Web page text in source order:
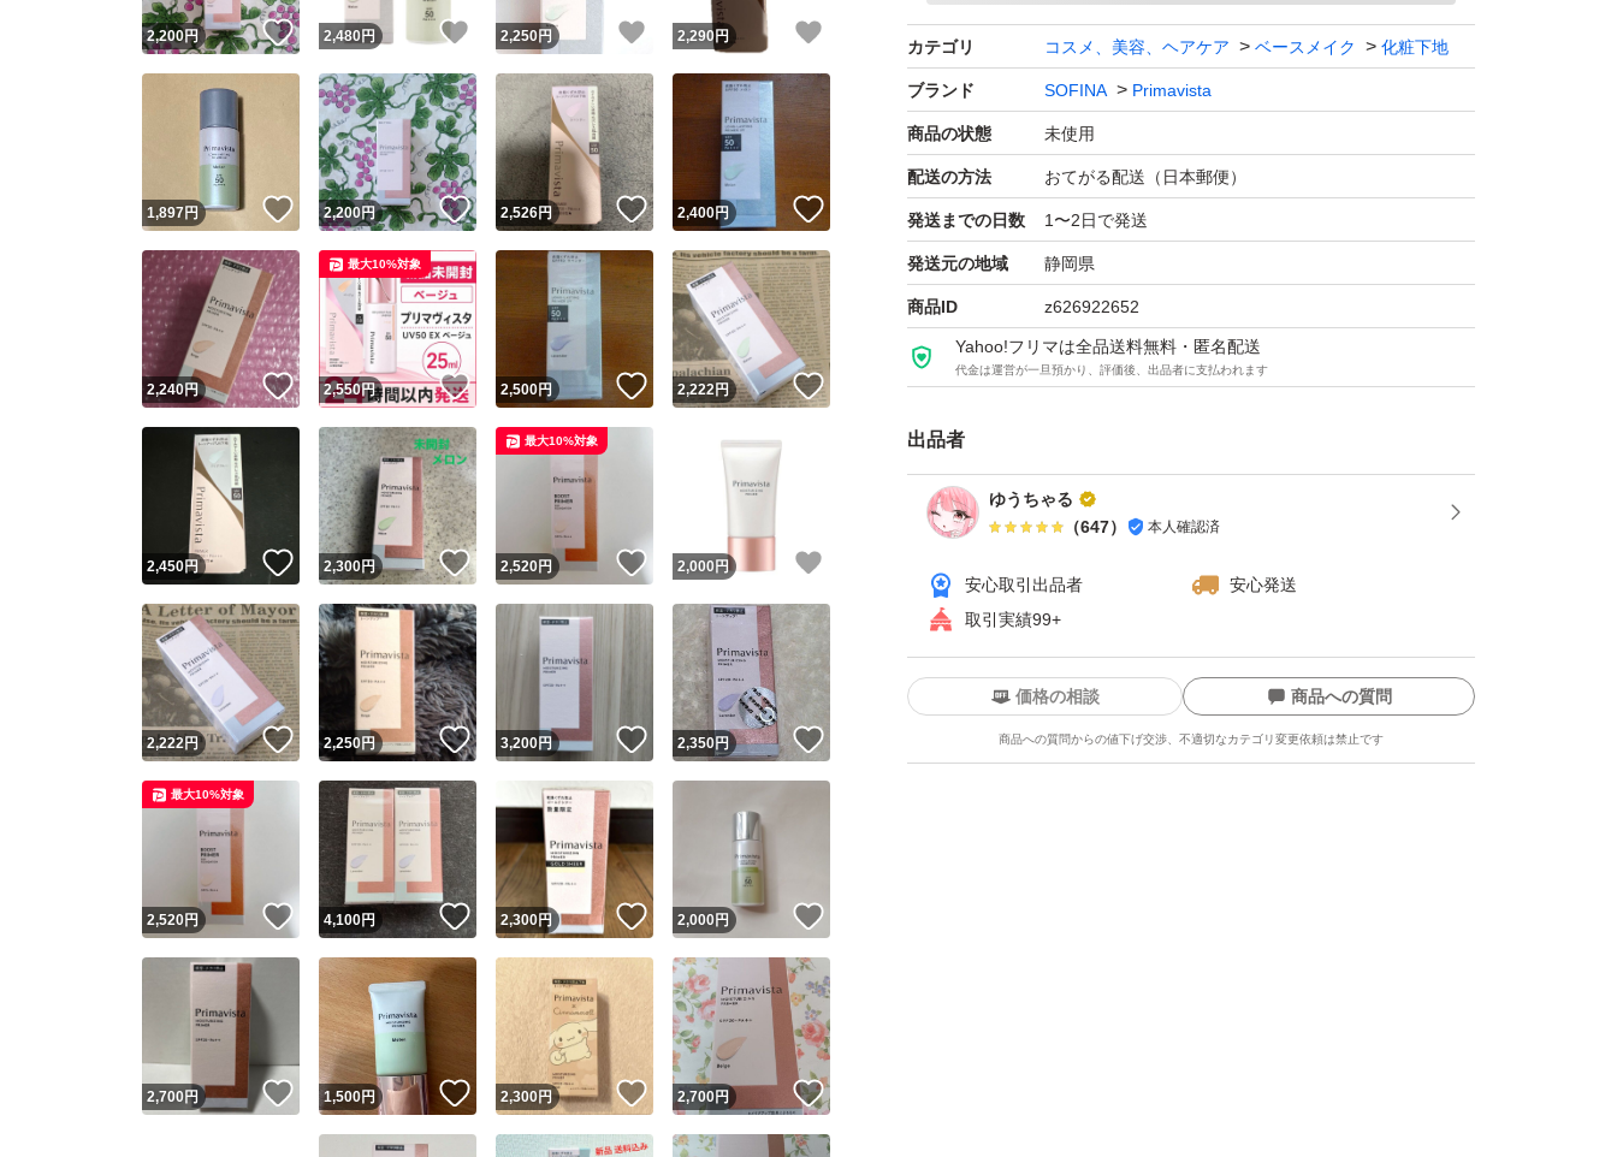
カテゴリ コスメ、美容、ヘアケア ベースメイク 化粧下地
ブランド SOFINA Primavista
商品の状態 未使用
配送の方法 おてがる配送（日本郵便）
発送までの日数 1〜2日で発送
発送元の地域 静岡県
商品ID z626922652
Yahoo!フリマは全品送料無料・匿名配送
代金は運営が一旦預かり、評価後、出品者に支払われます
出品者
ゆうちゃる
（647） 本人確認済
安心取引出品者
安心発送
取引実績99+
ユーザーの実績について
Yahoo!フリマが定めた一定の基準を満たしたユーザーにバッジを付与しています
価格の相談 商品への質問
商品への質問からの値下げ交渉、不適切なカテゴリ変更依頼は禁止です
2,200円 いいね！
2,480円 いいね！
2,250円 いいね！
2,290円
1,897円 いいね！
2,200円 いいね！
2,526円 いいね！
2,400円
2,240円 いいね！
2,550円 いいね！
最大10%対象
2,500円 いいね！
2,222円
2,450円 いいね！
2,300円 いいね！
2,520円 いいね！
最大10%対象
2,000 円
2,222円 いいね！
2,250円 いいね！
3,200円 いいね！
2,350円
2,520円 いいね！
最大10%対象
4,100円 いいね！
2,300円 いいね！
2,000円
2,700円 いいね！
1,500円 いいね！
2,300円 いいね！
2,700円 いいね！